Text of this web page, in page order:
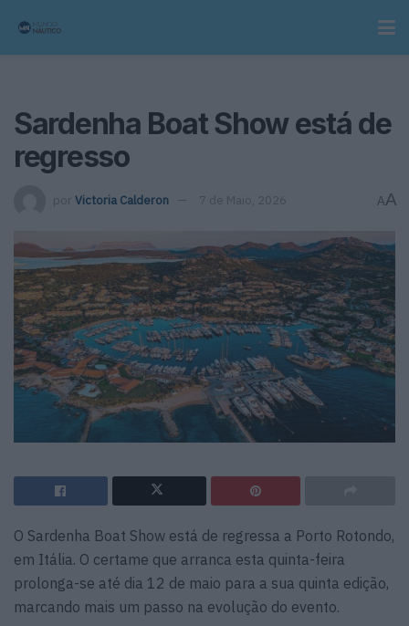
Sardenha Boat Show está de
regresso
por Victoria Calderon 7 de Maio, 2026 AA
O Sardenha Boat Show está de regressa a Porto Rotondo,
em Itália. O certame que arranca esta quinta-feira
prolonga-se até dia 12 de maio para a sua quinta edição,
marcando mais um passo na evolução do evento.